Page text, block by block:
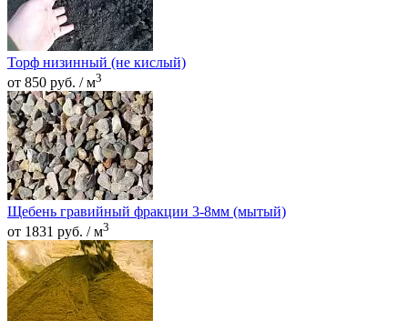
Торф низинный (не кислый)
от 850 руб. / м3
Щебень гравийный фракции 3-8мм (мытый)
от 1831 руб. / м3